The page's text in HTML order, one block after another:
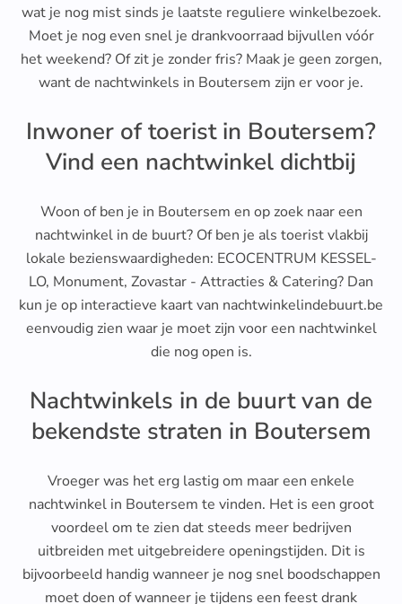
wat je nog mist sinds je laatste reguliere winkelbezoek.
Moet je nog even snel je drankvoorraad bijvullen vóór
het weekend? Of zit je zonder fris? Maak je geen zorgen,
want de nachtwinkels in Boutersem zijn er voor je.
Inwoner of toerist in Boutersem?
Vind een nachtwinkel dichtbij
Woon of ben je in Boutersem en op zoek naar een
nachtwinkel in de buurt? Of ben je als toerist vlakbij
lokale bezienswaardigheden: ECOCENTRUM KESSEL-
LO, Monument, Zovastar - Attracties & Catering? Dan
kun je op interactieve kaart van nachtwinkelindebuurt.be
eenvoudig zien waar je moet zijn voor een nachtwinkel
die nog open is.
Nachtwinkels in de buurt van de
bekendste straten in Boutersem
Vroeger was het erg lastig om maar een enkele
nachtwinkel in Boutersem te vinden. Het is een groot
voordeel om te zien dat steeds meer bedrijven
uitbreiden met uitgebreidere openingstijden. Dit is
bijvoorbeeld handig wanneer je nog snel boodschappen
moet doen of wanneer je tijdens een feest drank